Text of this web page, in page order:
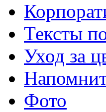
Тексты
Уход за
Фото